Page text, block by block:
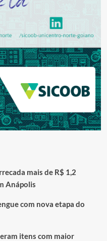
mais de R$ 1,2
Anápolis
com nova etapa do
itens com maior